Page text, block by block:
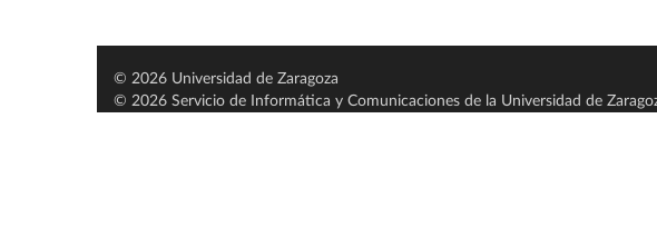
© 2026 Universidad de Zaragoza
© 2026 Servicio de Informática y Comunicaciones de la Universidad de